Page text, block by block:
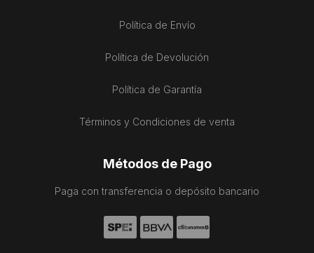
Política de Envío
Política de Devolución
Política de Garantía
Términos y Condiciones de venta
Métodos de Pago
Paga con transferencia o depósito bancario